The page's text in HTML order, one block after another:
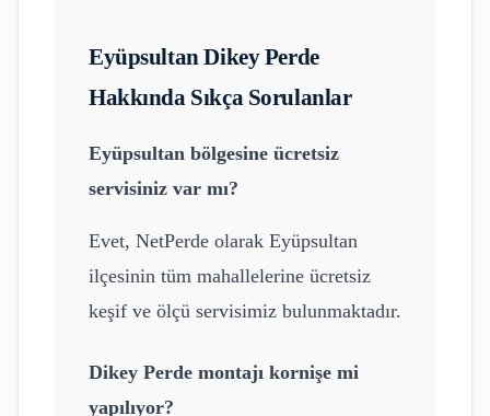
EyüpsultanDikey Perde
Hakkında Sıkça Sorulanlar
Eyüpsultan bölgesine ücretsiz
servisiniz var mı?
Evet, NetPerde olarak Eyüpsultan
ilçesinin tüm mahallelerine ücretsiz
keşif ve ölçü servisimiz bulunmaktadır.
Dikey Perde montajı kornişe mi
yapılıyor?